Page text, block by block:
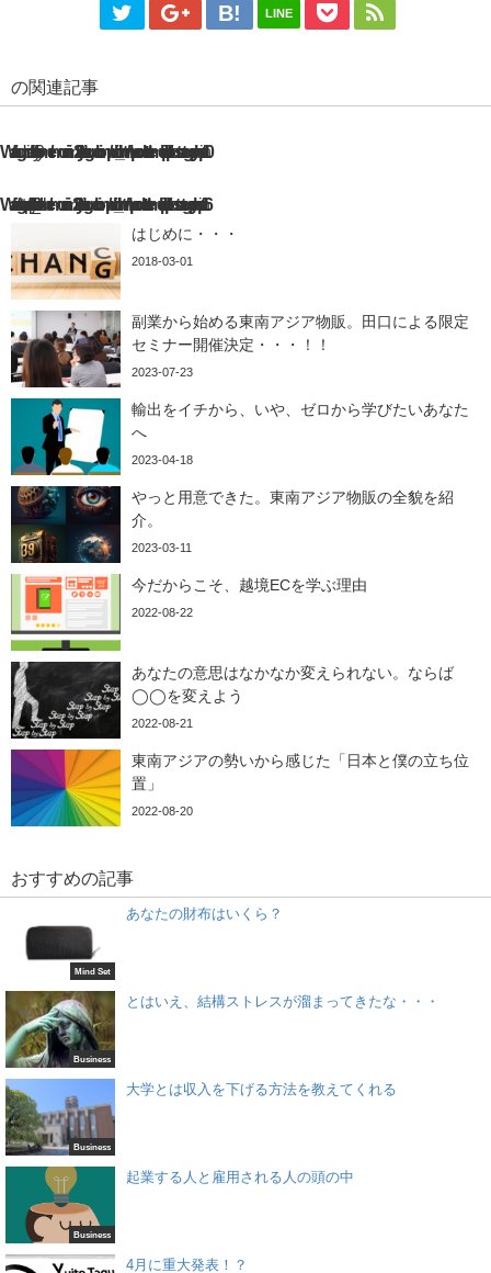
LINE
の関連記事
Warning: Undefined array key 0 in/home/emuninim22/yuitotaguchi.com/public_html/wp-content/themes/diver/lib/parts/posts-category.php10
Warning: Attempt to read property "cat_ID" on null in /home/emuninim22/yuitotaguchi.com/public_html/wp-content/themes/diver/lib/parts/posts-category.php16
はじめに・・・
2018-03-01
副業から始める東南アジア物販。田口による限定
セミナー開催決定・・・！！
2023-07-23
輸出をイチから、いや、ゼロから学びたいあなた
へ
2023-04-18
やっと用意できた。東南アジア物販の全貌を紹
介。
2023-03-11
今だからこそ、越境ECを学ぶ理由
2022-08-22
あなたの意思はなかなか変えられない。ならば
◯◯を変えよう
2022-08-21
東南アジアの勢いから感じた「日本と僕の立ち位
置」
2022-08-20
おすすめの記事
Mind Set
あなたの財布はいくら？
Business
とはいえ、結構ストレスが溜まってきたな・・・
Business
大学とは収入を下げる方法を教えてくれる
Business
起業する人と雇用される人の頭の中
4月に重大発表！？